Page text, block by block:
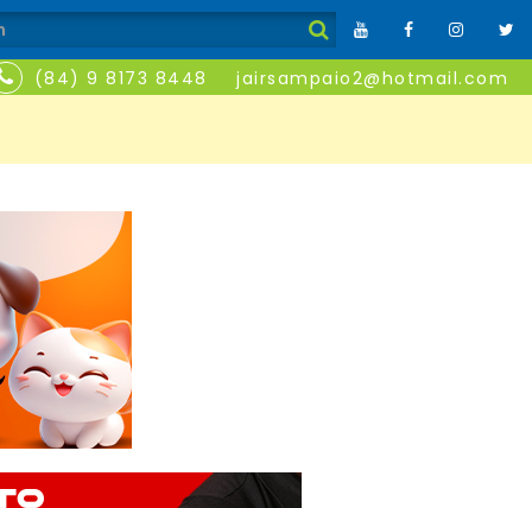
(84) 9 8173 8448 jairsampaio2@hotmail.com